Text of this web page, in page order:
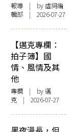
報導 | by 虛詞編
輯部 | 2026-07-27
【邁克專欄：
拍子簿】國
情、風情及其
他
專欄 | by邁
克 | 2026-07-27